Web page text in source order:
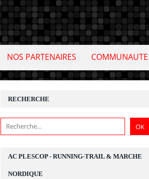
NOS PARTENAIRES COMMUNAUTE
RECHERCHE
AC PLESCOP - RUNNING-TRAIL & MARCHE
NORDIQUE